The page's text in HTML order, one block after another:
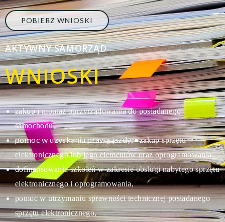
POBIERZ WNIOSKI
AKTYWNY SAMORZĄD
WNIOSKI
zakup i montaż oprzyrządowania do posiadanego
samochodu,
pomoc w uzyskaniu prawa jazdy,●zakup sprzętu
elektronicznego lub jego elementów oraz oprogramowania,
dofinansowania szkoleń w zakresie obsługi nabytego sprzętu
elektronicznego i oprogramowania,
pomoc w utrzymaniu sprawności technicznej posiadanego
sprzętu elektronicznego,